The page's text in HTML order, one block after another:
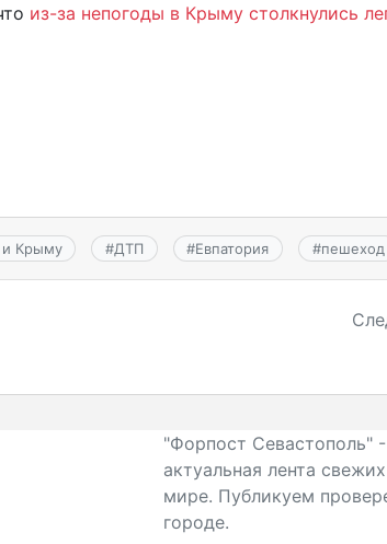
из-за непогоды в Крыму столкнулись
и Крыму #ДТП #Евпатория #пешеход
"Форпост Севастополь"
актуальная лента
мире. Публикуем
городе.